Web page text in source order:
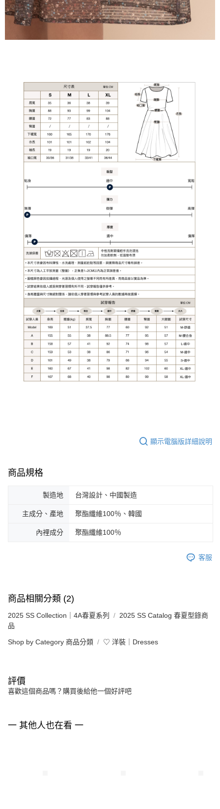
顯示電腦版詳細說明
商品規格
製造地 台灣設計、中國製造
主成分、產地 聚酯纖維100％、韓國
內裡成分 聚酯纖維100％
客服
商品相關分類 (2)
2025 SS Collection｜4A春夏系列
2025 SS Catalog 春夏型錄商
品
Shop by Category 商品分類 ♡ 洋裝｜Dresses
評價
喜歡這個商品嗎？購買後給他一個好評吧
一 其他人也在看 一